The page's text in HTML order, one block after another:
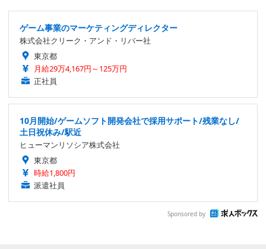
ゲーム事業のマーケティングディレクター
株式会社クリーク・アンド・リバー社
東京都
月給29万4,167円～125万円
正社員
10月開始/ゲームソフト開発会社で採用サポート/残業なし/
土日祝休み/駅近
ヒューマンリソシア株式会社
東京都
時給1,800円
派遣社員
Sponsored by